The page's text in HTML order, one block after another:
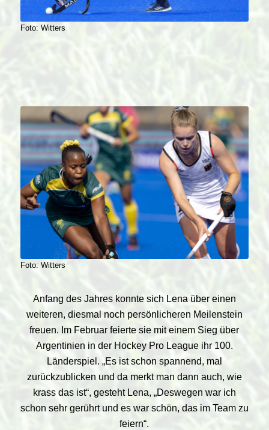
Foto: Witters
Foto: Witters
Anfang des Jahres konnte sich Lena über einen
weiteren, diesmal noch persönlicheren Meilenstein
freuen. Im Februar feierte sie mit einem Sieg über
Argentinien in der Hockey Pro League ihr 100.
Länderspiel. „Es ist schon spannend, mal
zurückzublicken und da merkt man dann auch, wie
krass das ist“, gesteht Lena, „Deswegen war ich
schon sehr gerührt und es war schön, das im Team zu
feiern“.